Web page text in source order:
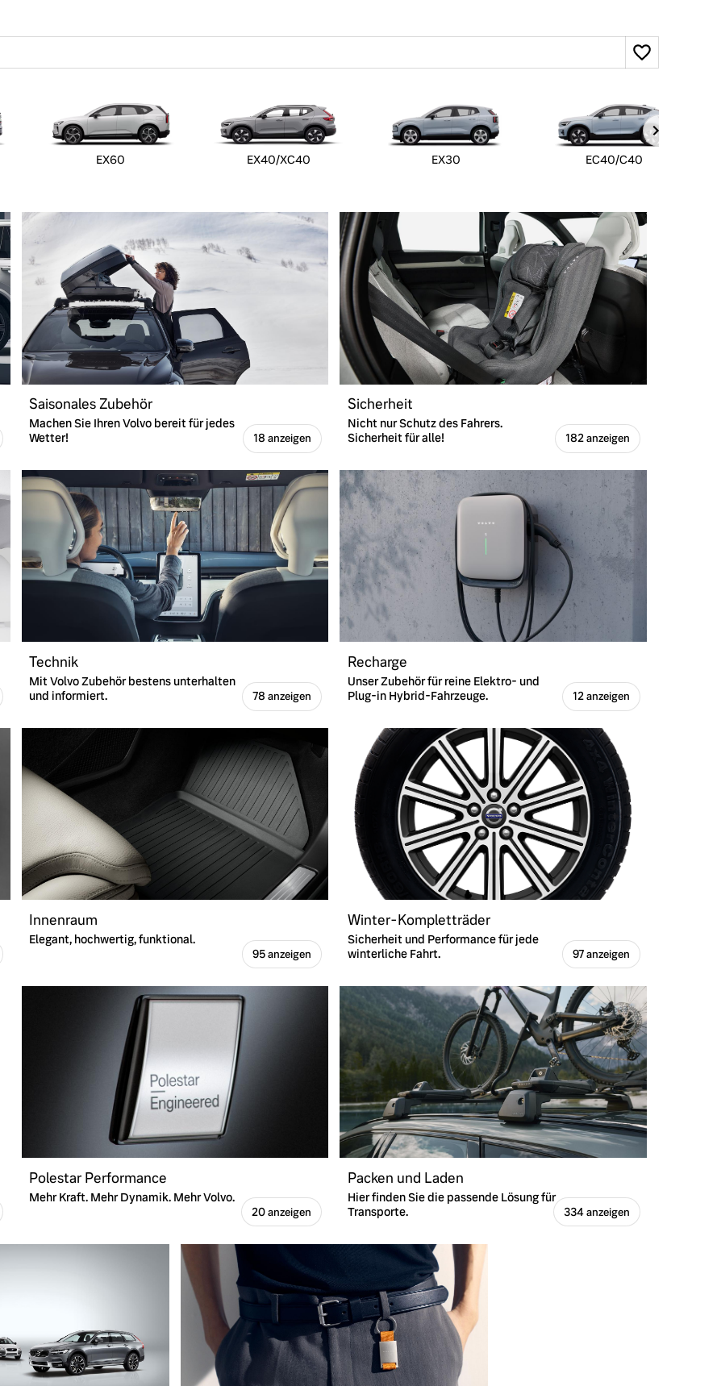
EX60 EX40/XC40 EX30 EC40/C40
Saisonales Zubehör
Machen Sie Ihren Volvo bereit für jedes
Wetter!
18 anzeigen
Sicherheit
Nicht nur Schutz des Fahrers.
Sicherheit für alle!
182 anzeigen
Technik
Mit Volvo Zubehör bestens unterhalten
und informiert.
78 anzeigen
Recharge
Unser Zubehör für reine Elektro- und
Plug-in Hybrid-Fahrzeuge.
12 anzeigen
Innenraum
Elegant, hochwertig, funktional.
95 anzeigen
Winter-Kompletträder
Sicherheit und Performance für jede
winterliche Fahrt.
97 anzeigen
Polestar Performance
Mehr Kraft. Mehr Dynamik. Mehr Volvo.
20 anzeigen
Packen und Laden
Hier finden Sie die passende Lösung für
Transporte.
334 anzeigen